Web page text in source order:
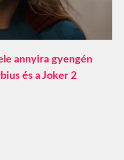
annyira gyengén
és a Joker 2